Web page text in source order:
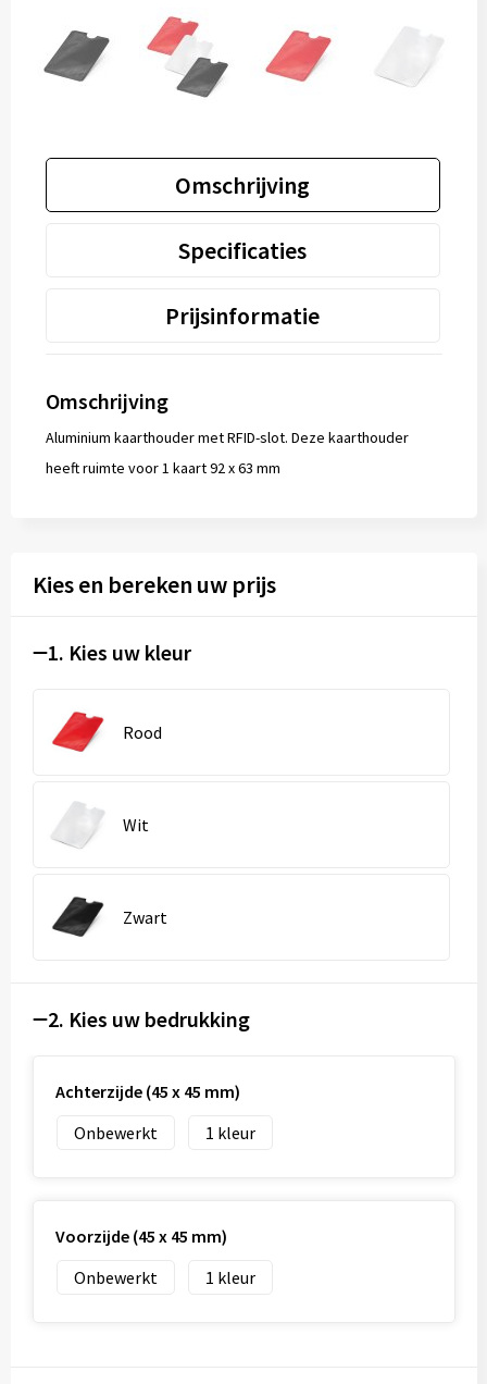
Omschrijving
Specificaties
Prijsinformatie
Omschrijving
Aluminium kaarthouder met RFID-slot. Deze kaarthouder
heeft ruimte voor 1 kaart 92 x 63 mm
Kies en bereken uw prijs
1. Kies uw kleur
Rood
Wit
Zwart
2. Kies uw bedrukking
Achterzijde (45 x 45 mm)
Onbewerkt
1
Voorzijde (45 x 45 mm)
Onbewerkt
1